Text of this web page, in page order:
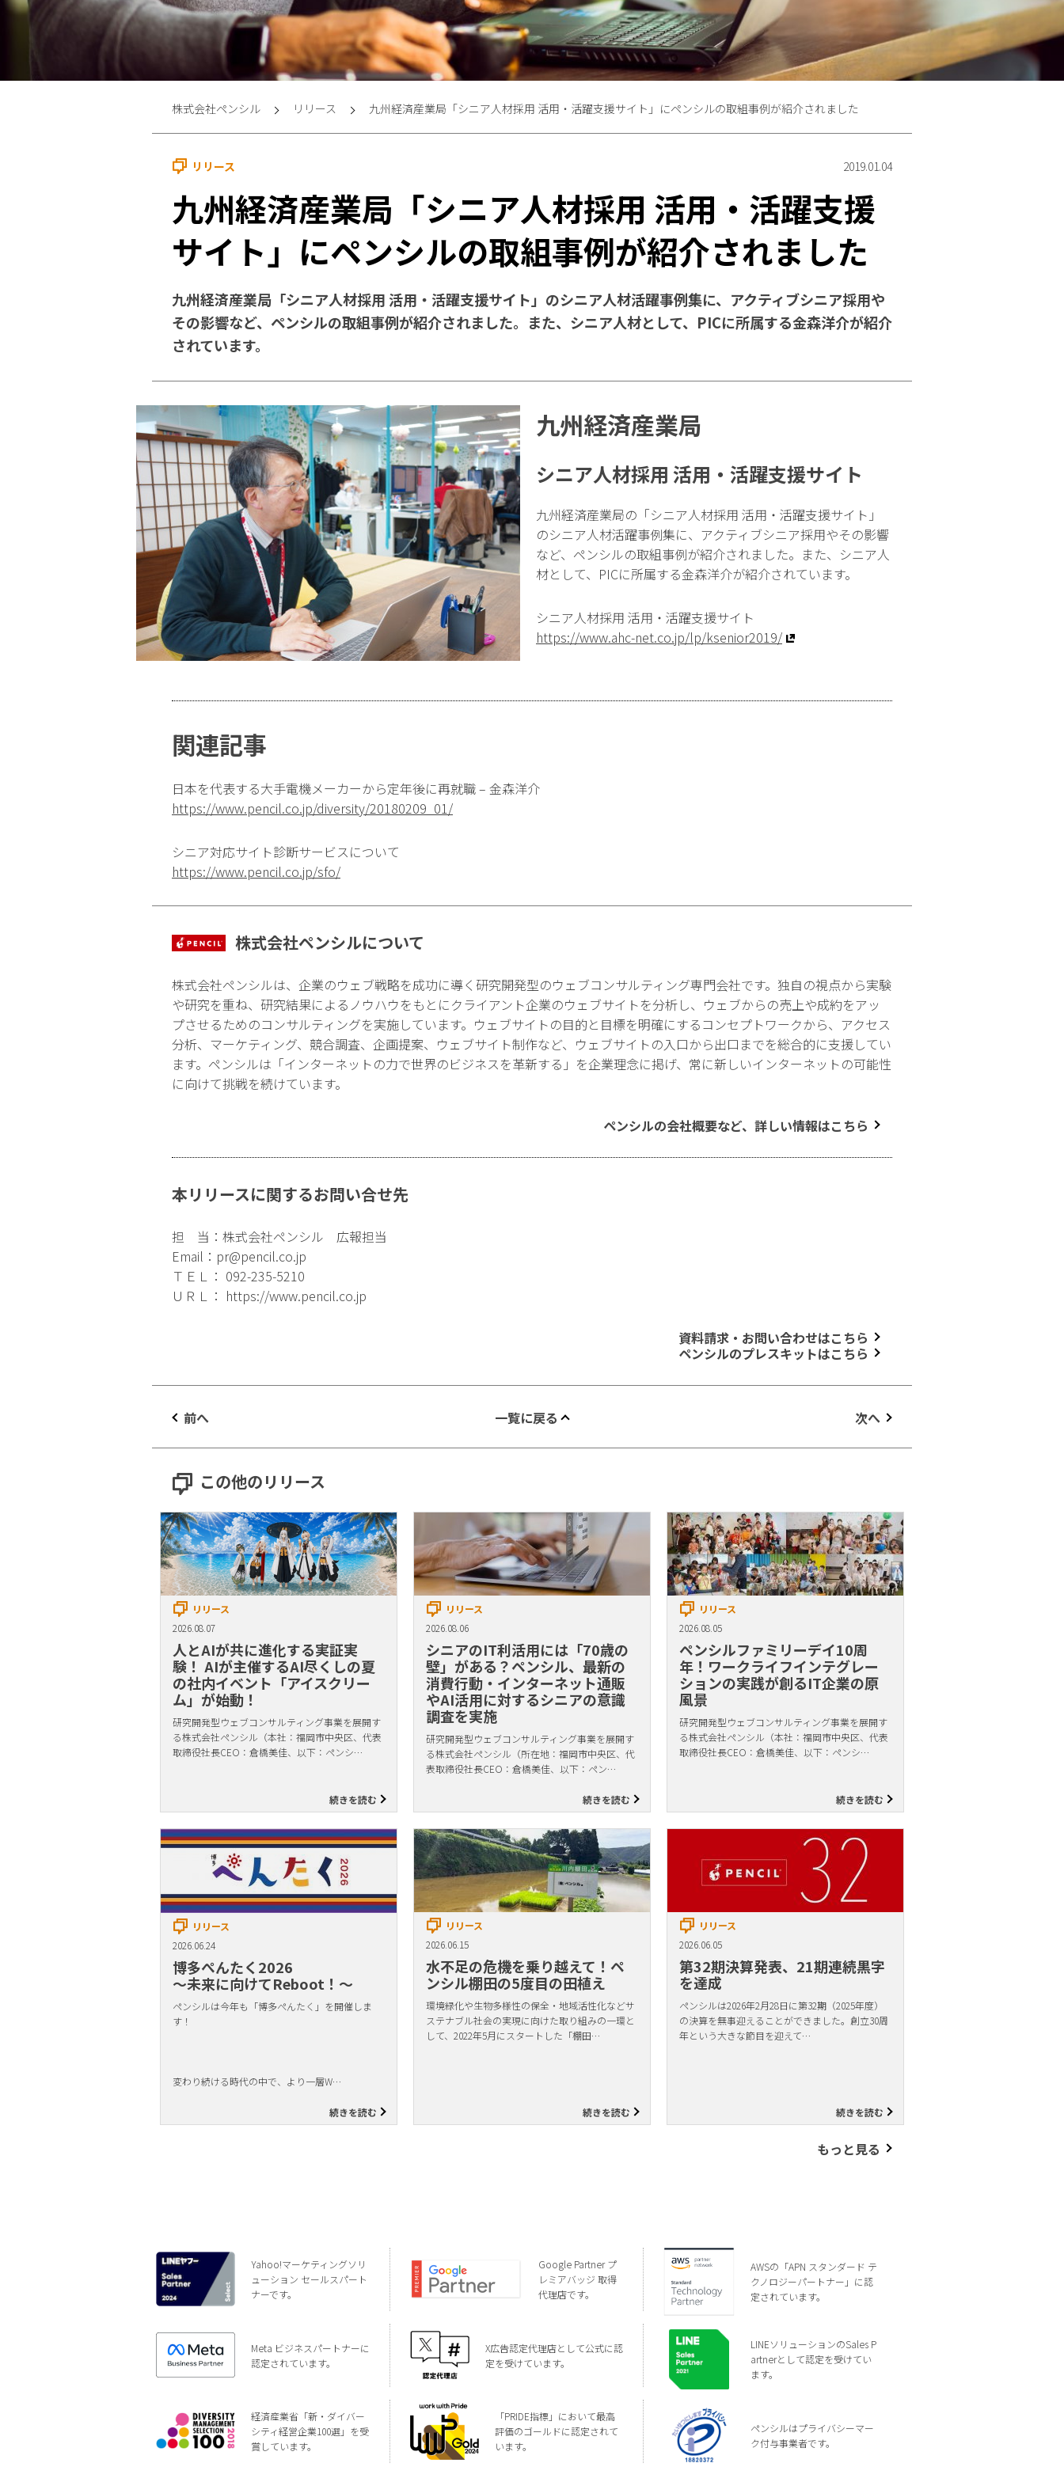
株式会社ペンシル リリース 九州経済産業局「シニア人材採用 活用・活躍支援サイト」にペンシルの取組事例が紹介されました
リリース 2019.01.04
九州経済産業局「シニア人材採用 活用・活躍支援
サイト」にペンシルの取組事例が紹介されました
九州経済産業局「シニア人材採用 活用・活躍支援サイト」のシニア人材活躍事例集に、アクティブシニア採用や
その影響など、ペンシルの取組事例が紹介されました。また、シニア人材として、PICに所属する金森洋介が紹介
されています。
九州経済産業局
シニア人材採用 活用・活躍支援サイト
九州経済産業局の「シニア人材採用 活用・活躍支援サイト」
のシニア人材活躍事例集に、アクティブシニア採用やその影響
など、ペンシルの取組事例が紹介されました。また、シニア人
材として、PICに所属する金森洋介が紹介されています。
シニア人材採用 活用・活躍支援サイト
https://www.ahc-net.co.jp/lp/ksenior2019/
関連記事
日本を代表する大手電機メーカーから定年後に再就職 – 金森洋介
https://www.pencil.co.jp/diversity/20180209_01/
シニア対応サイト診断サービスについて
https://www.pencil.co.jp/sfo/
株式会社ペンシルについて
株式会社ペンシルは、企業のウェブ戦略を成功に導く研究開発型のウェブコンサルティング専門会社です。独自の視点から実験
や研究を重ね、研究結果によるノウハウをもとにクライアント企業のウェブサイトを分析し、ウェブからの売上や成約をアッ
プさせるためのコンサルティングを実施しています。ウェブサイトの目的と目標を明確にするコンセプトワークから、アクセス
分析、マーケティング、競合調査、企画提案、ウェブサイト制作など、ウェブサイトの入口から出口までを総合的に支援してい
ます。ペンシルは「インターネットの力で世界のビジネスを革新する」を企業理念に掲げ、常に新しいインターネットの可能性
に向けて挑戦を続けています。
ペンシルの会社概要など、詳しい情報はこちら
本リリースに関するお問い合せ先
担 当：株式会社ペンシル 広報担当
Email： pr@pencil.co.jp
ＴＥＬ： 092-235-5210
ＵＲＬ： https://www.pencil.co.jp
資料請求・お問い合わせはこちら
ペンシルのプレスキットはこちら
前へ 一覧に戻る 次へ
この他のリリース
リリース
2026.08.07
人とAIが共に進化する実証実
験！ AIが主催するAI尽くしの夏
の社内イベント「アイスクリー
ム」が始動！
研究開発型ウェブコンサルティング事業を展開す
る株式会社ペンシル（本社：福岡市中央区、代表
取締役社長CEO：倉橋美佳、以下：ペンシ…
続きを読む
リリース
2026.08.06
シニアのIT利活用には「70歳の
壁」がある？ペンシル、最新の
消費行動・インターネット通販
やAI活用に対するシニアの意識
調査を実施
研究開発型ウェブコンサルティング事業を展開す
る株式会社ペンシル（所在地：福岡市中央区、代
表取締役社長CEO：倉橋美佳、以下：ペン…
続きを読む
リリース
2026.08.05
ペンシルファミリーデイ10周
年！ワークライフインテグレー
ションの実践が創るIT企業の原
風景
研究開発型ウェブコンサルティング事業を展開す
る株式会社ペンシル（本社：福岡市中央区、代表
取締役社長CEO：倉橋美佳、以下：ペンシ…
続きを読む
リリース
2026.06.24
博多ぺんたく2026
〜未来に向けてReboot！〜
ペンシルは今年も「博多ぺんたく」を開催しま
す！
変わり続ける時代の中で、より一層W…
続きを読む
リリース
2026.06.15
水不足の危機を乗り越えて！ペ
ンシル棚田の5度目の田植え
環境緑化や生物多様性の保全・地域活性化などサ
ステナブル社会の実現に向けた取り組みの一環と
して、2022年5月にスタートした「棚田…
続きを読む
リリース
2026.06.05
第32期決算発表、21期連続黒字
を達成
ペンシルは2026年2月28日に第32期（2025年度）
の決算を無事迎えることができました。創立30周
年という大きな節目を迎えて…
続きを読む
もっと見る
Yahoo!マーケティングソリ
ューション セールスパート
ナーです。
Google Partner プ
レミアバッジ 取得
代理店です。
AWSの「APN スタンダード テ
クノロジーパートナー」に認
定されています。
Meta ビジネスパートナーに
認定されています。
X広告認定代理店として公式に認
定を受けています。
LINEソリューションのSales P
artnerとして認定を受けてい
ます。
経済産業省「新・ダイバー
シティ経営企業100選」を受
賞しています。
「PRIDE指標」において最高
評価のゴールドに認定されて
います。
ペンシルはプライバシーマー
ク付与事業者です。